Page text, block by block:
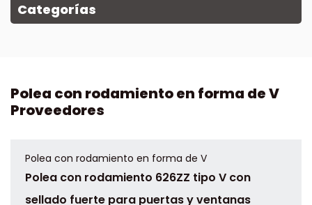
Categorías
Polea con rodamiento en forma de V
Proveedores
Polea con rodamiento en forma de V
Polea con rodamiento 626ZZ tipo V con
sellado fuerte para puertas y ventanas